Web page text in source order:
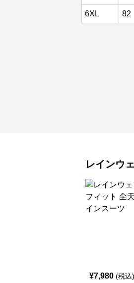
6XL 82
レインウ
¥7,980 (税込)